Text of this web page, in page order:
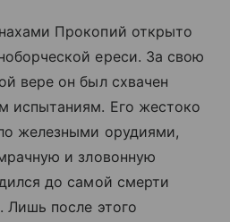
Прокопий открыто
ереси. За свою
вере он был схвачен
испытаниям. Его жестоко
железными орудиями,
и зловонную
до самой смерти
Лишь после этого